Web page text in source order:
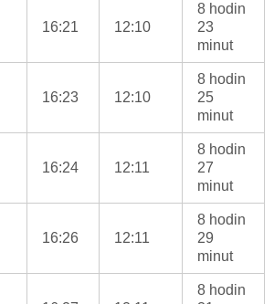
16:21 12:10
8 hodin
23
minut
16:23 12:10
8 hodin
25
minut
16:24 12:11
8 hodin
27
minut
16:26 12:11
8 hodin
29
minut
8 hodin